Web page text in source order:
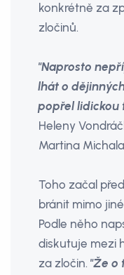
konkrétně za
zločinů.
"Naprosto
lhát o
popřel lidickou
Heleny
Martina Michala
Toho začal
bránit mimo
Podle něho
diskutuje mezi
za zločin. "Že o